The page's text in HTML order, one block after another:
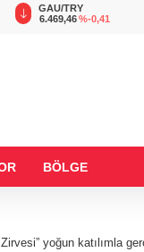
BIST 100
13.798,82%0,70
BÖLGE
yoğun katılımla